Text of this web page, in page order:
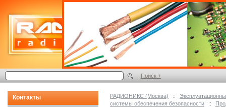
РАДИОНИКС (Москва) ::
системы обеспечения безопасности
::
Контакты
Поиск +